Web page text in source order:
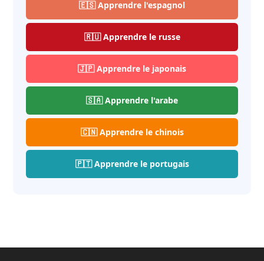
🇪🇸 Apprendre l'espagnol
🇷🇺 Apprendre le russe
🇯🇵 Apprendre le japonais
🇸🇦 Apprendre l'arabe
🇨🇳 Apprendre le chinois
🇵🇹 Apprendre le portugais